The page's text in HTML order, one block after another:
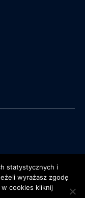
statystycznych i
wyrażasz zgodę
cookies kliknij